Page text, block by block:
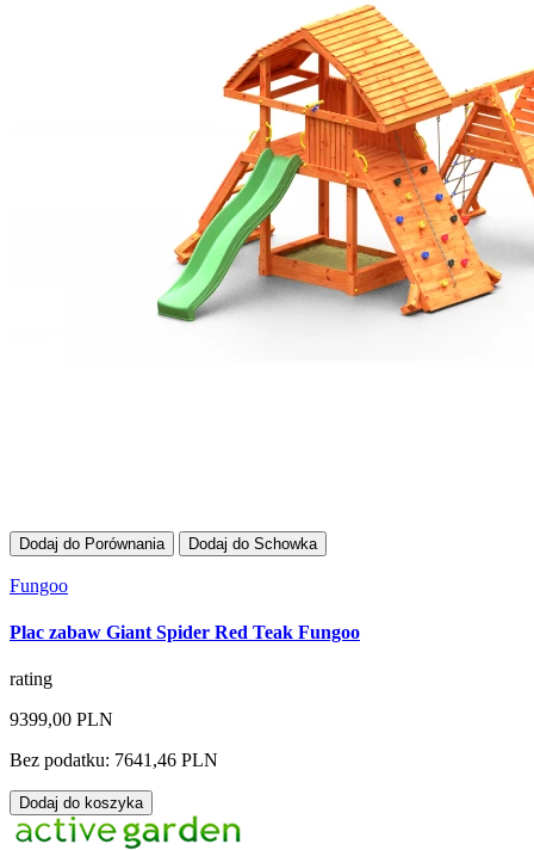
Dodaj do Porównania Dodaj do Schowka
Fungoo
Plac zabaw Giant Spider Red Teak Fungoo
rating
9399,00 PLN
Bez podatku: 7641,46 PLN
Dodaj do koszyka